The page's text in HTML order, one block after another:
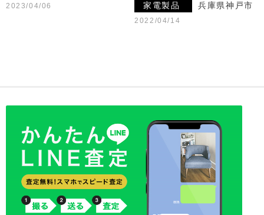
2023/04/06 家電製品 兵庫県神戸市
2022/04/14